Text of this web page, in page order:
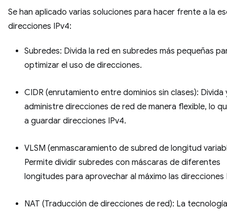
Se han aplicado varias soluciones para hacer frente a la
direcciones IPv4:
Subredes: Divida la red en subredes más pequeñas
optimizar el uso de direcciones.
CIDR (enrutamiento entre dominios sin clases): Divida
administre direcciones de red de manera flexible, lo
a guardar direcciones IPv4.
VLSM (enmascaramiento de subred de longitud
Permite dividir subredes con máscaras de diferentes
longitudes para aprovechar al máximo las direcciones
NAT (Traducción de direcciones de red): La